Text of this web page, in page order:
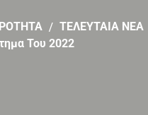
ΤΕΛΕΥΤΑΙΑ ΝΕΑ
Του 2022